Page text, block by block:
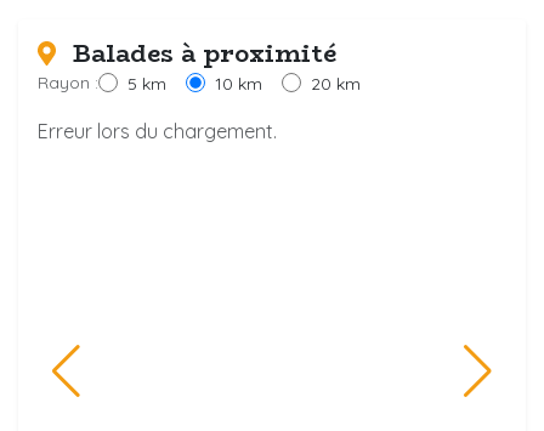
Balades à proximité
Rayon : 5 km 10 km 20 km
Erreur lors du chargement.